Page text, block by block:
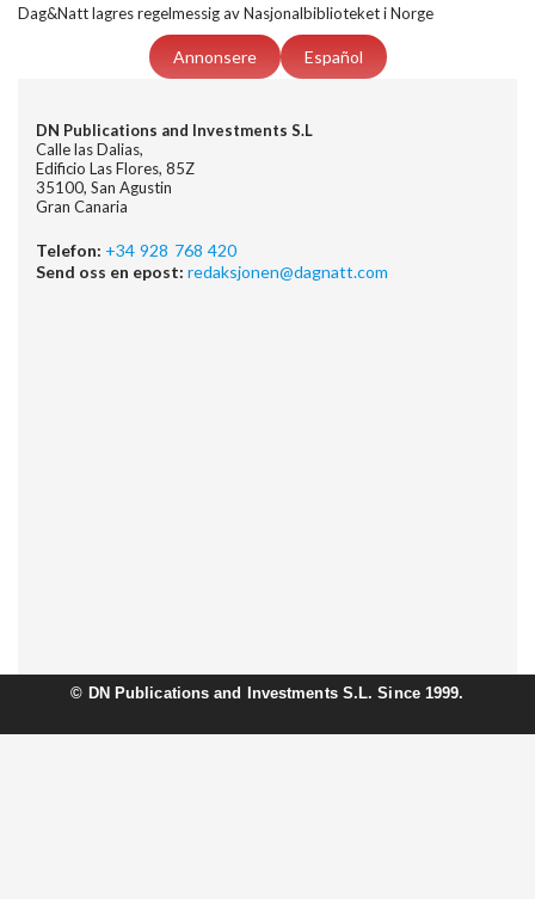
Dag&Natt lagres regelmessig av Nasjonalbiblioteket i Norge
Annonsere Español
DN Publications and Investments S.L
Calle las Dalias,
Edificio Las Flores, 85Z
35100, San Agustin
Gran Canaria
Telefon: +34 928 768 420
Send oss en epost: redaksjonen@dagnatt.com
© DN Publications and Investments S.L. Since 1999.